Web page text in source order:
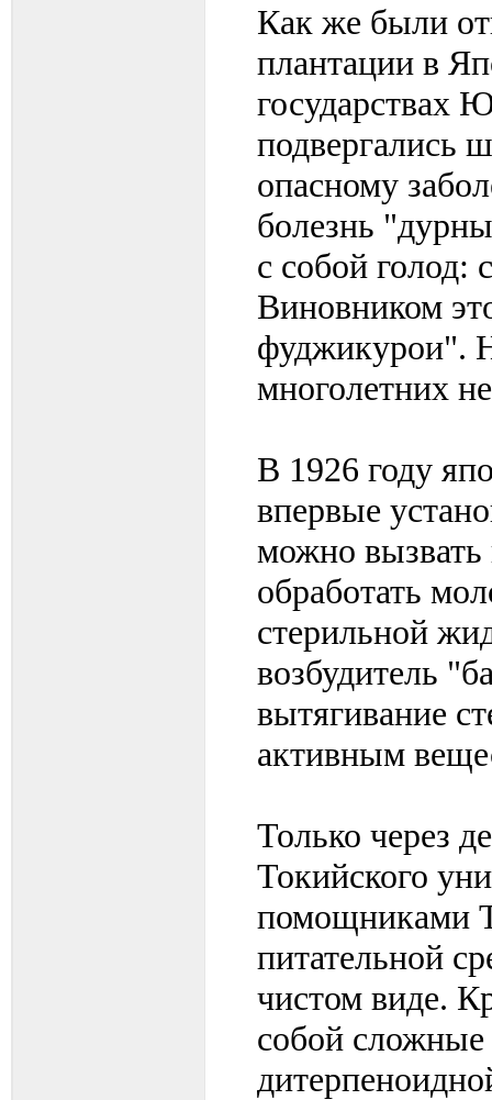
Как же были
плантации в
государствах
подвергались
опасному
болезнь
с собой голод:
Виновником
фуджикурои".
многолетних
В 1926 году
впервые
можно вызвать
обработать
стерильной
возбудитель
вытягивание
активным
Только через
Токийского
помощниками
питательной
чистом виде.
собой сложные